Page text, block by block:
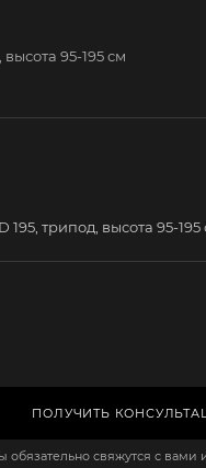
95-195 см
195, трипод, высота 95-195
ПОЛУЧИТЬ
свяжутся с вами и